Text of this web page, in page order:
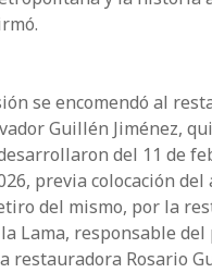
se encomendó al
Guillén Jiménez,
del 11 de
previa colocación del
del mismo, por la
Lama, responsable del
restauradora Rosario